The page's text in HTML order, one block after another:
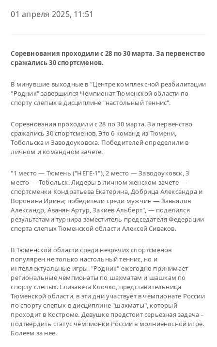
01 апреля 2025, 11:51
Соревнования проходили с 28 по 30 марта. За первенство
сражались 30 спортсменов.
В минувшие выходные в "Центре комплексной реабилитации
"Родник" завершился Чемпионат Тюменской области по
спорту слепых в дисциплине "настольный теннис".
Соревнования проходили с 28 по 30 марта. За первенство
сражались 30 спортсменов. Это 6 команд из Тюмени,
Тобольска и Заводоуковска. Победителей определили в
личном и командном зачете.
"1 место — Тюмень ("НЕГЕ-1"), 2 место — Заводоуковск, 3
место — Тобольск. Лидеры в личном женском зачете —
спортсменки Кондратьева Екатерина, Добрица Александра и
Воронина Ирина; победители среди мужчин — Завьялов
Александр, Аванян Артур, Закиев Альберт", — поделился
результатами турнира заместитель председателя Федерации
спорта слепых Тюменской области Алексей Сиваков.
В Тюменской области среди незрячих спортсменов
популярен не только настольный теннис, но и
интеллектуальные игры. "Родник" ежегодно принимает
региональные чемпионаты по шахматам и шашкам по
спорту слепых. Елизавета Клочко, представительница
Тюменской области, в эти дни участвует в чемпионате России
по спорту слепых в дисциплине "шахматы", который
проходит в Костроме. Девушке предстоит серьезная задача –
подтвердить статус чемпионки России в молниеносной игре.
Болеем за нее.